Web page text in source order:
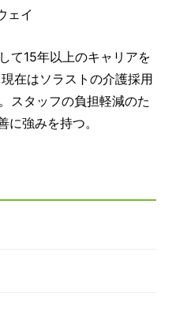
ェイ
て15年以上のキャリアを
在はソラストの介護採用
スタッフの負担軽減のた
強みを持つ。